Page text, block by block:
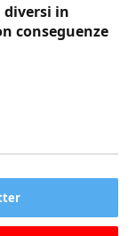
diversi in
conseguenze